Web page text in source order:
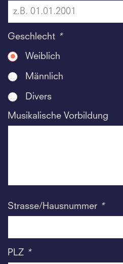
Geschlecht *
Weiblich
Männlich
Divers
Musikalische Vorbildung
Strasse/Hausnummer *
PLZ *